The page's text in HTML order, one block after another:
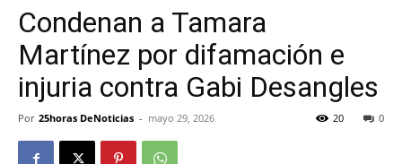
Condenan a Tamara
Martínez por difamación e
injuria contra Gabi Desangles
Por 25horas DeNoticias - mayo 29, 2026 0
20